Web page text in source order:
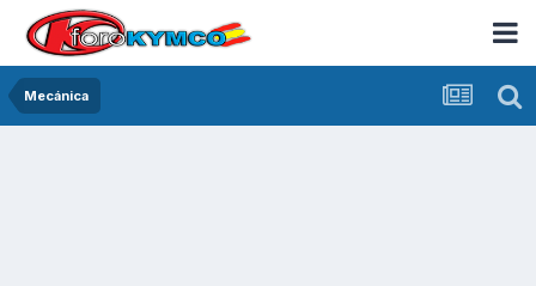
Mecánica